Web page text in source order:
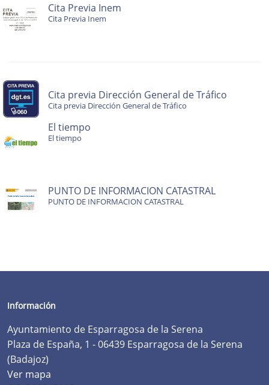
Cita Previa Inem
Cita Previa Inem
Cita previa Dirección General de Tráfico
Cita previa Dirección General de Tráfico
El tiempo
El tiempo
PUNTO DE INFORMACION CATASTRAL
PUNTO DE INFORMACION CATASTRAL
Información
Ayuntamiento de Esparragosa de la Serena
Plaza de España, 1 - 06439 Esparragosa de la Serena
(Badajoz)
Ver mapa